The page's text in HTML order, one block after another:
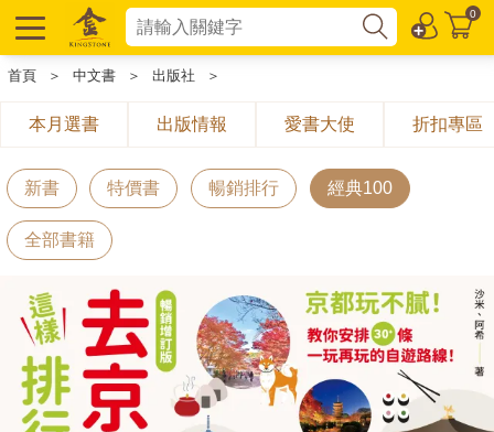
0
首頁 ＞ 中文書 ＞ 出版社 ＞
本月選書 出版情報 愛書大使 折扣專區
新書 特價書 暢銷排行 經典100
全部書籍